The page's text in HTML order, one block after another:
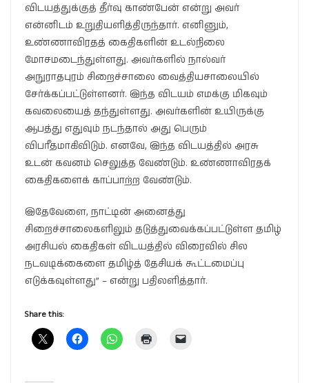
விடயத்துக்குத் தீர்வு காண்பேன் என்று அவர்
என்னிடம் உறுதியளித்திருந்தார். எனினும்,
உண்ணாவிரதத் கைதிகளின் உடல்நிலை
மோசமடைந்துள்ளது. அவர்களில் நால்வர்
அநுராதபுரம் சிறைச்சாலை வைத்தியசாலையில்
சேர்க்கப்பட்டுள்ளனர். இந்த விடயம் எமக்கு மிகவும்
கவலையைத் தந்துள்ளது. அவர்களின் உயிருக்கு
ஆபத்து எதுவும் நடந்தால் அது பெரும்
விபரீதமாகிவிடும். எனவே, இந்த விடயத்தில் அரசு
உடன் கவனம் செலுத்த வேண்டும். உண்ணாவிரதக்
கைதிகளைக் காப்பாற்ற வேண்டும்.
இதேவேளை, நாட்டின் அனைத்து
சிறைச்சாலைகளிலும் தடுத்துவைக்கப்பட்டுள்ள தமிழ்
அரசியல் கைதிகள் விடயத்தில் விரைவில் சில
நடவடிக்கைளை தமிழ்த் தேசியக் கூட்டமைப்பு
எடுக்கவுள்ளது” – என்று பதிலளித்தார்.
Share this: